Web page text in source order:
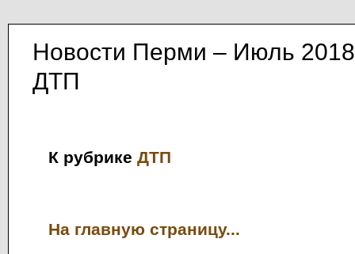
Новости Перми – Июль 2018
ДТП
К рубрике ДТП
На главную страницу...